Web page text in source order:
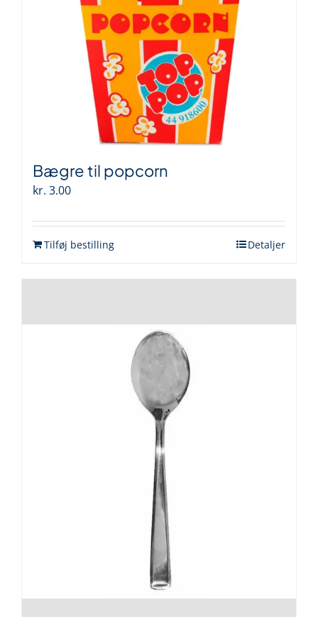
Bægre til popcorn
kr. 3.00
Tilføj bestilling Detaljer